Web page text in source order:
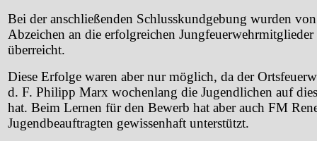
Bei der anschließenden Schlusskundgebung wurden
Abzeichen an die erfolgreichen
überreicht.
Diese Erfolge waren aber nur möglich, da der
d. F. Philipp Marx wochenlang die Jugendlichen auf
hat. Beim Lernen für den Bewerb hat aber auch FM
Jugendbeauftragten gewissenhaft unterstützt.